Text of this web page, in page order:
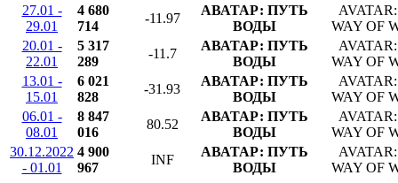
27.01 -
29.01
4 680
714
-11.97
АВАТАР: ПУТЬ
ВОДЫ
WAY OF
20.01 -
22.01
5 317
289
-11.7
АВАТАР: ПУТЬ
ВОДЫ
WAY OF
13.01 -
15.01
6 021
828
-31.93
АВАТАР: ПУТЬ
ВОДЫ
WAY OF
06.01 -
08.01
8 847
016
80.52
АВАТАР: ПУТЬ
ВОДЫ
WAY OF
30.12.2022
- 01.01
4 900
967
INF
АВАТАР: ПУТЬ
ВОДЫ
WAY OF